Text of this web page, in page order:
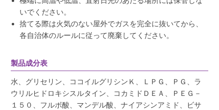
いでください。
捨てる際は火気のない屋外でガスを完全に抜いてから、
各自治体のルールに従って廃棄してください。
製品成分表
水、グリセリン、ココイルグリシンＫ、ＬＰＧ、ＰＧ、ラ
ウリルヒドロキシスルタイン、コカミドＤＥＡ、ＰＥＧ－
１５０、フルボ酸、マンデル酸、ナイアシンアミド、ビサ